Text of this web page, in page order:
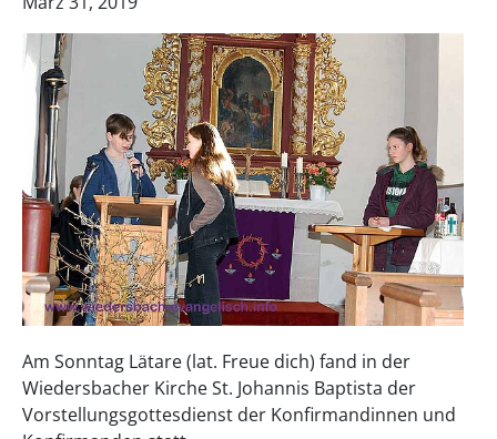
Am Sonntag Lätare (lat. Freue dich) fand in der
Wiedersbacher Kirche St. Johannis Baptista der
Vorstellungsgottesdienst der Konfirmandinnen und